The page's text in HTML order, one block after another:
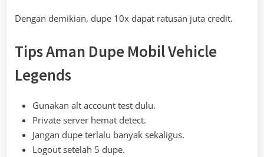
Dengan demikian, dupe 10x dapat ratusan juta credit.
Tips Aman Dupe Mobil Vehicle
Legends
Gunakan alt account test dulu.
Private server hemat detect.
Jangan dupe terlalu banyak sekaligus.
Logout setelah 5 dupe.